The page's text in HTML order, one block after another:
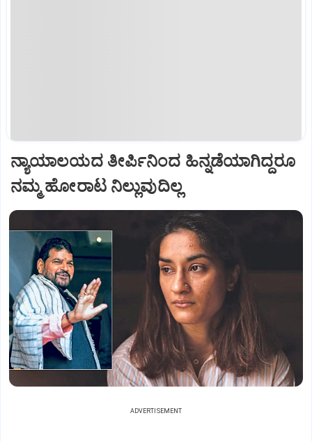
ನ್ಯಾಯಾಲಯದ ತೀರ್ಪಿನಿಂದ ಹಿನ್ನಡೆಯಾಗಿದ್ದರೂ
ನಮ್ಮ ಹೋರಾಟ ನಿಲ್ಲುವುದಿಲ್ಲ
ADVERTISEMENT